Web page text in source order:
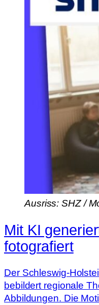
Ausriss: SHZ /
Mit KI
fotografiert
Der Schleswig-
bebildert regionale
Abbildungen. Die